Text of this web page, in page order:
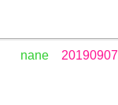
nane 20190907